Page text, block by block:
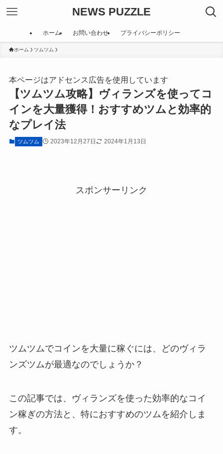
NEWS PUZZLE
ホーム お問い合わせ プライバシーポリシー
ホーム ツムツム
本ページはアドセンス広告を使用しています
【ツムツム攻略】ヴィランズを使ってコ
インを大量獲得！おすすめツムと効率的
なプレイ法
ツムツム 2023年12月27日 2024年1月13日
スポンサーリンク
ツムツムでコインを大量に稼ぐには、どのヴィラ
ンズツムが最適なのでしょうか？
この記事では、ヴィランズを使った効率的なコイ
ン稼ぎの方法と、特におすすめのツムを紹介しま
す。